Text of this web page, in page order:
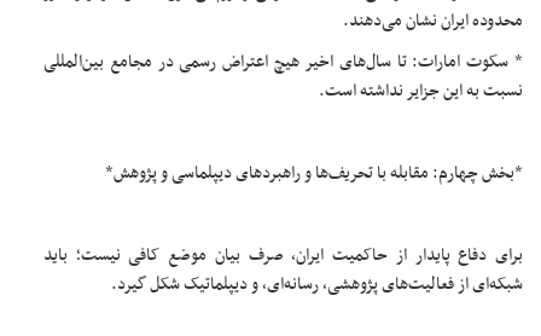
محدوده ایران نشان می‌دهند.
* سکوت امارات: تا سال‌های اخیر هیچ اعتراض رسمی در مجامع بین‌المللی
نسبت به این جزایر نداشته است.
*بخش چهارم: مقابله با تحریف‌ها و راهبردهای دیپلماسی و پژوهش*
برای دفاع پایدار از حاکمیت ایران، صرف بیان موضع کافی نیست؛ باید
شبکه‌ای از فعالیت‌های پژوهشی، رسانه‌ای، و دیپلماتیک شکل گیرد.